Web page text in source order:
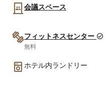
会議スペース
フィットネスセンター
無料
ホテル内ランドリー